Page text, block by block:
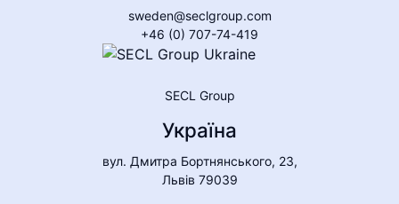
sweden@seclgroup.com
+46 (0) 707-74-419
SECL Group
Україна
вул. Дмитра Бортнянського, 23,
Львів 79039